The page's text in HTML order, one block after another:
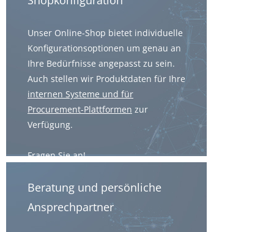
Unser Online-Shop bietet individuelle
Konfigurationsoptionen um genau an
Ihre Bedürfnisse angepasst zu sein.
Auch stellen wir Produktdaten für Ihre
internen Systeme und für
Procurement-Plattformen zur
Verfügung.
Fragen Sie an!
Beratung und persönliche
Ansprechpartner